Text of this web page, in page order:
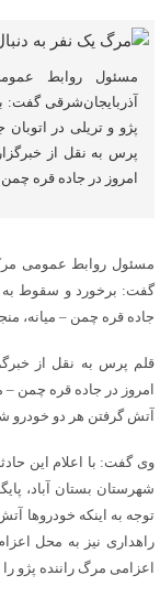
مسئول روابط
آذربایجان‌شرقی
پرس به نقل از
امروز در جاده قره
مسئول روابط عمومی
گفت: برخورد و سقوط به
جاده قره چمن – میانه، منجر به
قلم پرس به نقل از
امروز در جاده قره چمن –
آتش گرفتن هر دو خودرو
توجه به اینکه خودروها
راهداری نیز به محل
اعزامی مرگ راننده پژو را